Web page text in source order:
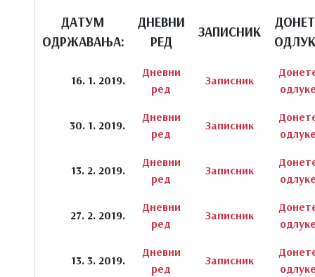
ДАТУМ
ОДРЖАВАЊА:
ДНЕВНИ
РЕД
ЗАПИСНИК
16. 1. 2019.
Дневни
ред
Записник
30. 1. 2019.
Дневни
ред
Записник
13. 2. 2019.
Дневни
ред
Записник
27. 2. 2019.
Дневни
ред
Записник
13. 3. 2019.
Дневни
ред
Записник